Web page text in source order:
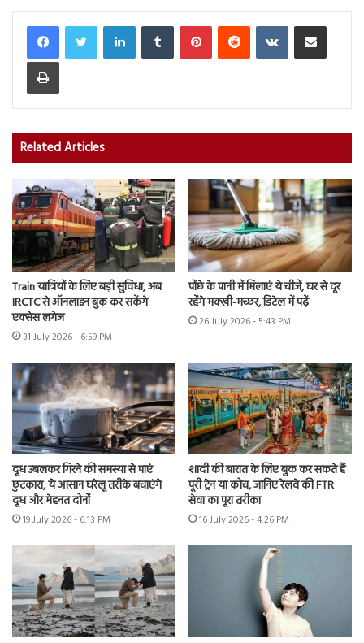
LinkedInTumblr PinterestReddit VKontakteShare via Email
Print
Related Articles
Train यात्रियों के लिए बड़ी सुविधा, अब
IRCTC से ऑनलाइन बुक कर सकेंगे
एक्सेस लगेज
31 July 2026 - 6:59 PM
पोंछे के पानी में मिलाएं ये चीजें, घर से दूर
रहेंगे मक्खी-मच्छर, डिटेल में पढ़ें
26 July 2026 - 5:43 PM
दूध उबलकर गिरने की समस्या से पाएं
छुटकारा, ये आसान घरेलू तरीके बचाएंगे
दूध और मेहनत दोनों
19 July 2026 - 6:13 PM
शादी की बारात के लिए बुक कर सकते हैं
पूरी ट्रेन या कोच, जानिए रेलवे की FTR
सेवा का पूरा तरीका
16 July 2026 - 4:26 PM